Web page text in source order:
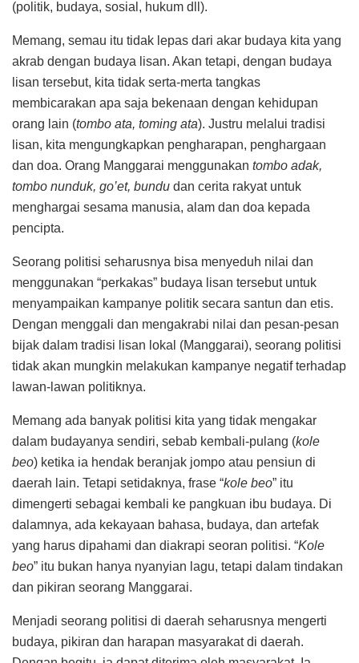
(politik, budaya, sosial, hukum dll).
Memang, semau itu tidak lepas dari akar budaya kita yang
akrab dengan budaya lisan. Akan tetapi, dengan budaya
lisan tersebut, kita tidak serta-merta tangkas
membicarakan apa saja bekenaan dengan kehidupan
orang lain (tombo ata, toming ata). Justru melalui tradisi
lisan, kita mengungkapkan pengharapan, penghargaan
dan doa. Orang Manggarai menggunakan tombo adak,
tombo nunduk, go’et, bundu dan cerita rakyat untuk
menghargai sesama manusia, alam dan doa kepada
pencipta.
Seorang politisi seharusnya bisa menyeduh nilai dan
menggunakan “perkakas” budaya lisan tersebut untuk
menyampaikan kampanye politik secara santun dan etis.
Dengan menggali dan mengakrabi nilai dan pesan-pesan
bijak dalam tradisi lisan lokal (Manggarai), seorang politisi
tidak akan mungkin melakukan kampanye negatif terhadap
lawan-lawan politiknya.
Memang ada banyak politisi kita yang tidak mengakar
dalam budayanya sendiri, sebab kembali-pulang (kole
beo) ketika ia hendak beranjak jompo atau pensiun di
daerah lain. Tetapi setidaknya, frase “kole beo” itu
dimengerti sebagai kembali ke pangkuan ibu budaya. Di
dalamnya, ada kekayaan bahasa, budaya, dan artefak
yang harus dipahami dan diakrapi seoran politisi. “Kole
beo” itu bukan hanya nyanyian lagu, tetapi dalam tindakan
dan pikiran seorang Manggarai.
Menjadi seorang politisi di daerah seharusnya mengerti
budaya, pikiran dan harapan masyarakat di daerah.